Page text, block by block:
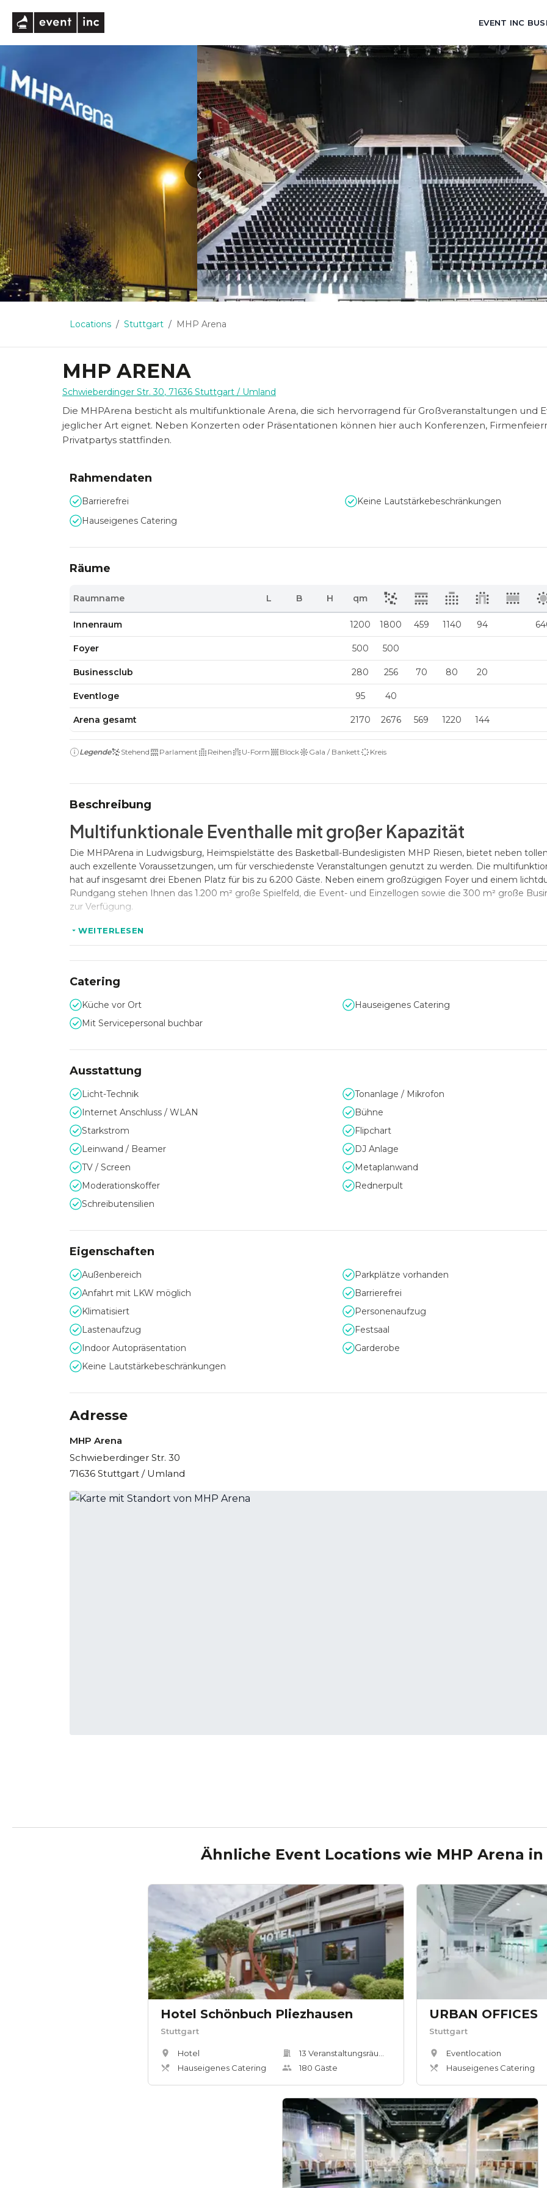
EVENT INC
‹
Locations Stuttgart MHP Arena
MHP ARENA
Schwieberdinger Str. 30, 71636 Stuttgart / Umland
Die MHPArena besticht als multifunktionale Arena, die sich hervorragend für Großveranstaltungen und
jeglicher Art eignet. Neben Konzerten oder Präsentationen können hier auch Konferenzen,
Privatpartys stattfinden.
Rahmendaten
Barrierefrei
Keine Lautstärkebeschränkungen
Hauseigenes Catering
Räume
Raumname L B H qm
Innenraum 1200 1800 459 1140 94
Foyer 500 500
Businessclub 280 256 70 80 20
Eventloge 95 40
Arena gesamt 2170 2676 569 1220 144
Legende Stehend Parlament Reihen U-Form Block Gala / Bankett Kreis
Beschreibung
Multifunktionale Eventhalle mit großer Kapazität
Die MHPArena in Ludwigsburg, Heimspielstätte des Basketball-Bundesligisten MHP Riesen, bietet neben
auch exzellente Voraussetzungen, um für verschiedenste Veranstaltungen genutzt zu werden. Die
hat auf insgesamt drei Ebenen Platz für bis zu 6.200 Gäste. Neben einem großzügigen Foyer und einem
Rundgang stehen Ihnen das 1.200 m² große Spielfeld, die Event- und Einzellogen sowie die 300 m² große
zur Verfügung.
Exklusive Logen und flexible Eventflächen
Logenbalkone, von welchen aus sich das Geschehen in der Halle noch besser verfolgen lässt. Für Ihre
Privatfeiern eignet sich der Businessclub hervorragend. Auf 300 m² können hier Veranstaltungen für bis zu 300
stattfinden.
Ein weiteres großes Plus der MHPArena ist die günstige Verkehrslage. So befindet sich die Arena in
Hauptbahnhofes, nur 10 Gehminuten von der Innenstadt entfernt. Mit dem Auto sind es zudem nur wenige
A81, einer der Verkehrshauptschlagadern des Südens.
Herzliche Einladung
Das Team der MHPArena freut sich auf Ihren Besuch!
WEITERLESEN
Catering
Küche vor Ort
Hauseigenes Catering
Mit Servicepersonal buchbar
Ausstattung
Licht-Technik
Tonanlage / Mikrofon
Internet Anschluss / WLAN
Bühne
Starkstrom
Flipchart
Leinwand / Beamer
DJ Anlage
TV / Screen
Metaplanwand
Moderationskoffer
Rednerpult
Schreibutensilien
Eigenschaften
Außenbereich
Parkplätze vorhanden
Anfahrt mit LKW möglich
Barrierefrei
Klimatisiert
Personenaufzug
Lastenaufzug
Festsaal
Indoor Autopräsentation
Garderobe
Keine Lautstärkebeschränkungen
Adresse
MHP Arena
Schwieberdinger Str. 30
71636 Stuttgart / Umland
Ähnliche Event Locations wie MHP Arena in
Hotel Schönbuch Pliezhausen
Stuttgart
Hotel
Hauseigenes Catering
13 Veranstaltungsräum
180 Gäste
URBAN OFFICES
Stuttgart
Eventlocation
Hauseigenes Catering